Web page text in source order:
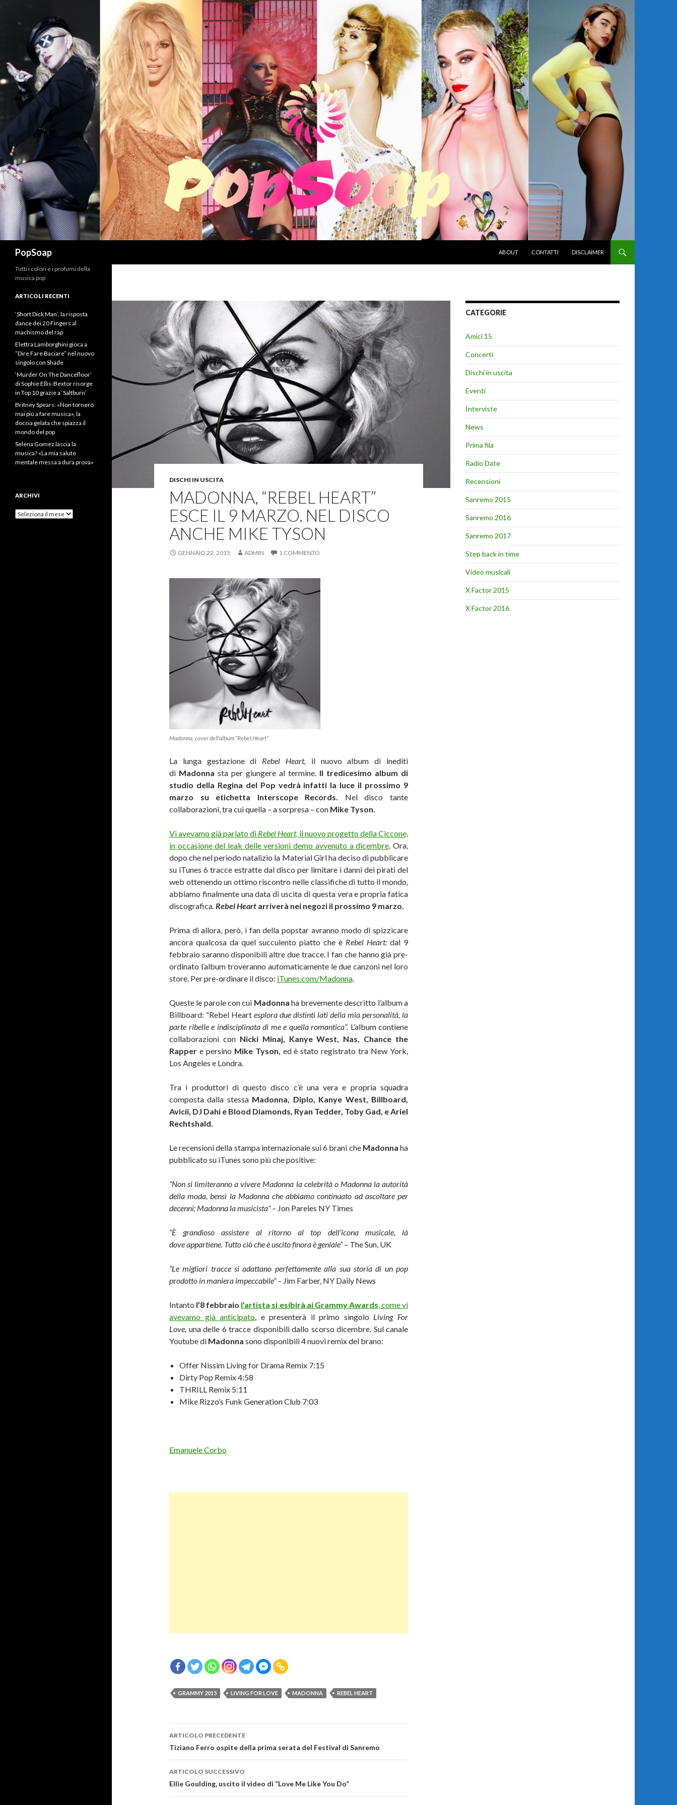
PopSoap
ABOUT
CONTATTI DISCLAIMER
DISCHI IN USCITA
MADONNA, “REBEL HEART”
ESCE IL 9 MARZO. NEL DISCO
ANCHE MIKE TYSON
GENNAIO 22, 2015 ADMIN 1 COMMENTO
Madonna, cover dell’album “Rebel Heart”
La lunga gestazione di Rebel Heart, il nuovo album di inediti
di Madonna sta per giungere al termine. Il tredicesimo album di
studio della Regina del Pop vedrà infatti la luce il prossimo 9
marzo su etichetta Interscope Records. Nel disco tante
collaborazioni, tra cui quella – a sorpresa – con Mike Tyson.
Vi avevamo già parlato di Rebel Heart, il nuovo progetto della Ciccone,
in occasione del leak delle versioni demo avvenuto a dicembre. Ora,
dopo che nel periodo natalizio la Material Girl ha deciso di pubblicare
su iTunes 6 tracce estratte dal disco per limitare i danni dei pirati del
web ottenendo un ottimo riscontro nelle classifiche di tutto il mondo,
abbiamo finalmente una data di uscita di questa vera e propria fatica
discografica.Rebel Heart arriverà nei negozi il prossimo 9 marzo.
Prima di allora, però, i fan della popstar avranno modo di spizzicare
ancora qualcosa da quel succulento piatto che è Rebel Heart: dal 9
febbraio saranno disponibili altre due tracce. I fan che hanno già pre-
ordinato l’album troveranno automaticamente le due canzoni nel loro
store. Per pre-ordinare il disco: iTunes.com/Madonna.
Queste le parole con cui Madonna ha brevemente descritto l’album a
Billboard: “Rebel Heart esplora due distinti lati della mia personalità, la
parte ribelle e indisciplinata di me e quella romantica”. L’album contiene
collaborazioni con Nicki Minaj, Kanye West, Nas, Chance the
Rapper e persino Mike Tyson, ed è stato registrato tra New York,
Los Angeles e Londra.
Tra i produttori di questo disco c’è una vera e propria squadra
composta dalla stessaMadonna, Diplo, Kanye West, Billboard,
Avicii, DJ Dahi e Blood Diamonds, Ryan Tedder, Toby Gad, e Ariel
Rechtshald.
Le recensioni della stampa internazionale sui 6 brani che Madonnaha
pubblicato su iTunes sono più che positive:
“Non si limiteranno a vivere Madonna la celebrità o Madonna la autorità
della moda, bensì la Madonna che abbiamo continuato ad ascoltare per
decenni: Madonna la musicista”– Jon Pareles NY Times
“È grandioso assistere al ritorno al top dell’icona musicale, là
dove appartiene. Tutto ciò che è uscito finora è geniale”– The Sun, UK
“Le migliori tracce si adattano perfettamente alla sua storia di un pop
prodotto in maniera impeccabile”– Jim Farber, NY Daily News
Intanto l’8 febbraio l’artista si esibirà ai Grammy Awards, come vi
avevamo già anticipato, e presenterà il primo singolo Living For
Love, una delle 6 tracce disponibili dallo scorso dicembre. Sul canale
Youtube di Madonna sono disponibili 4 nuovi remix del brano:
Offer Nissim Living for Drama Remix 7:15
Dirty Pop Remix 4:58
THRILL Remix 5:11
Mike Rizzo’s Funk Generation Club 7:03
Emanuele Corbo
GRAMMY 2015 LIVING FOR LOVE MADONNA REBEL HEART
Navigazione
articolo
ARTICOLO PRECEDENTE
Tiziano Ferro ospite della prima serata del Festival di Sanremo
ARTICOLO SUCCESSIVO
Ellie Goulding, uscito il video di “Love Me Like You Do”
CATEGORIE
Amici 15
Concerti
Dischi in uscita
Eventi
Interviste
News
Prima fila
Radio Date
Recensioni
Sanremo 2015
Sanremo 2016
Sanremo 2017
Step back in time
Video musicali
X Factor 2015
X Factor 2016
Tutti i colori e i profumi della
musica pop
ARTICOLI RECENTI
‘Short Dick Man’, la risposta
dance dei 20 Fingers al
machismo del rap
Elettra Lamborghini gioca a
“Dire Fare Baciare” nel nuovo
singolo con Shade
‘Murder On The Dancefloor’
di Sophie Ellis-Bextor risorge
in Top 10 grazie a ‘Saltburn’
Britney Spears: «Non tornerò
mai più a fare musica», la
doccia gelata che spiazza il
mondo del pop
Selena Gomez lascia la
musica? «La mia salute
mentale messa a dura prova»
ARCHIVI
Archivi